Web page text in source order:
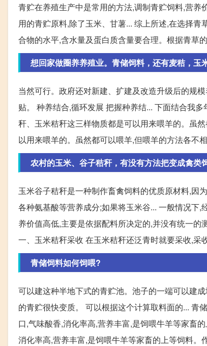
青贮在养殖生产中是常用的方法,调制青贮饲料,营
用的青贮原料,除了玉米、甘薯... 综上所述,在选择
合物的水平,含水量及蛋白质含量要合理。根据青草
想回家做圈养养殖业。青储饲料，还有麦秸，玉
当然可行。政府还对新建、扩建及改造升级后的规
贴。 种养结合,循环发展 把握种养结... 下面结合我
秆、玉米秸秆这三样物质都是可以用来喂羊的。虽
以用来喂羊的。虽然都可以喂羊,但喂羊的方法各不
农村的玉米、谷子秸秆，有没有方法把变成禽类
玉米谷子秸秆是一种制作畜禽饲料的优质原材料,因
各种氨基酸等营养成分;如果将玉米谷... 一般情况下
养价值高低,主要是依据配料所决定的,并没有统一
一、玉米秸秆采收 在玉米秸秆还泛青时就要采收,采
青储饲料如何饲喂?
可以建这种半地下式的青贮池。池子的一端可以建
的青贮很快变质。 可以根据这个计算取料面的... 青
口,气味酸香,消化率高,营养丰富,是饲喂牛羊等家畜
消化率高,营养丰富,是饲喂牛羊等家畜的上等饲料。